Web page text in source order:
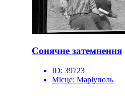
Сонячне затемнення
ID: 39723
Місце: Маріуполь